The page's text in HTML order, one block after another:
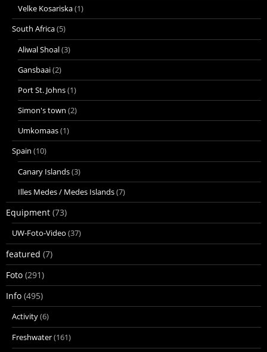
Velke Kosariska(1)
South Africa(5)
Aliwal Shoal(3)
Gansbaai(2)
Port St. Johns(1)
Simon's town (2)
Umkomaas(1)
Spain (10)
Canary Islands(3)
Illes Medes / Medes Islands(7)
Equipment (73)
UW-Foto-Video (37)
featured (7)
Foto (291)
Info (495)
Activity(6)
Freshwater(161)